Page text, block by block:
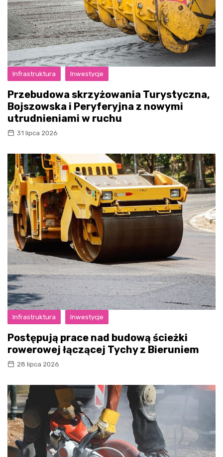
Infrastruktura Inwestycje
Przebudowa skrzyżowania Turystyczna,
Bojszowska i Peryferyjna z nowymi
utrudnieniami w ruchu
31 lipca 2026
Infrastruktura Inwestycje
Postępują prace nad budową ścieżki
rowerowej łączącej Tychy z Bieruniem
28 lipca 2026